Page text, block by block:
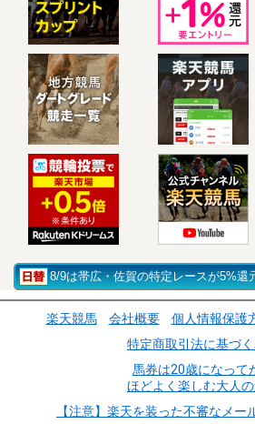
8/9は帯広・佐賀の特定レースが5%還
楽天競馬 会社概要 個人情報保護
特定商取引法に基づ
馬券は20歳になって
ほどよく楽しむ大人
【注意】楽天を装った不審なメー